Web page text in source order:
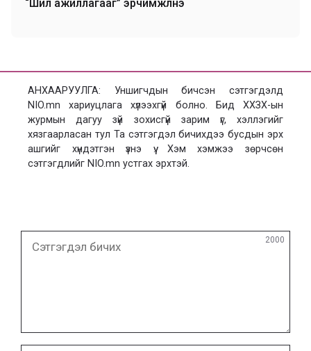
“Шил ажиллагааг” эрчимжүүлнэ
АНХААРУУЛГА: Уншигчдын бичсэн сэтгэгдэлд
NIO.mn хариуцлага хүлээхгүй болно. Бид ХХЗХ-ын
журмын дагуу зүй зохисгүй зарим үг, хэллэгийг
хязгаарласан тул Та сэтгэгдэл бичихдээ бусдын эрх
ашгийг хүндэтгэн үзнэ үү. Хэм хэмжээ зөрчсөн
сэтгэгдлийг NIO.mn устгах эрхтэй.
бичих
2000